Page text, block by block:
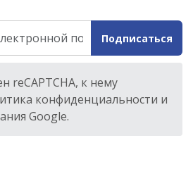
Подписаться
reCAPTCHA, к нему
конфиденциальности и
Google.